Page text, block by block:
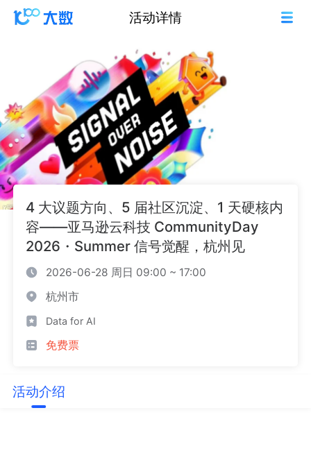
活动详情
4 大议题方向、5 届社区沉淀、1 天硬核内
容——亚马逊云科技 CommunityDay
2026・Summer 信号觉醒，杭州见
2026-06-28 周日 09:00 ~ 17:00
杭州市
Data for AI
免费票
活动介绍